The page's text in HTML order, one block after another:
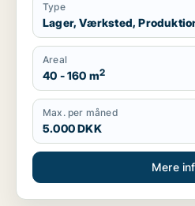
Type
Lager, Værksted,
Areal
40 - 160 m2
Max. per måned
5.000 DKK
Mere